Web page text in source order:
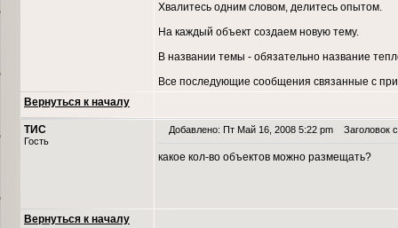
Хвалитесь одним словом, делитесь опытом.
На каждый объект создаем новую тему.
В названии темы - обязательно название
Все последующие сообщения связанные с
Вернуться к началу
ТИС
Гость
Добавлено: Пт Май 16, 2008 5:22 pm Заголовок
какое кол-во объектов можно размещать?
Вернуться к началу